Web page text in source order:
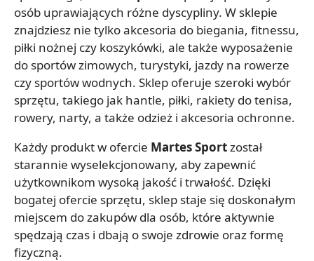
osób uprawiających różne dyscypliny. W sklepie
znajdziesz nie tylko akcesoria do biegania, fitnessu,
piłki nożnej czy koszykówki, ale także wyposażenie
do sportów zimowych, turystyki, jazdy na rowerze
czy sportów wodnych. Sklep oferuje szeroki wybór
sprzętu, takiego jak hantle, piłki, rakiety do tenisa,
rowery, narty, a także odzież i akcesoria ochronne.
Każdy produkt w ofercie Martes Sportzostał
starannie wyselekcjonowany, aby zapewnić
użytkownikom wysoką jakość i trwałość. Dzięki
bogatej ofercie sprzętu, sklep staje się doskonałym
miejscem do zakupów dla osób, które aktywnie
spędzają czas i dbają o swoje zdrowie oraz formę
fizyczną.